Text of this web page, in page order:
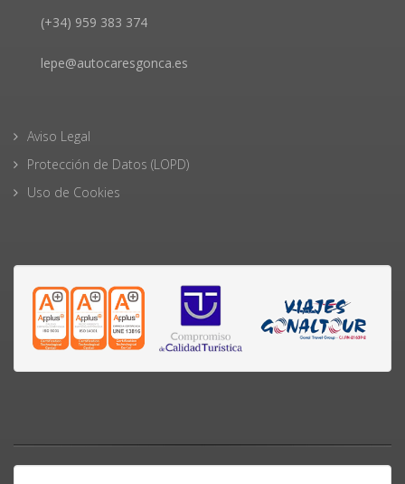
(+34) 959 383 374
lepe@autocaresgonca.es
Aviso Legal
Protección de Datos (LOPD)
Uso de Cookies